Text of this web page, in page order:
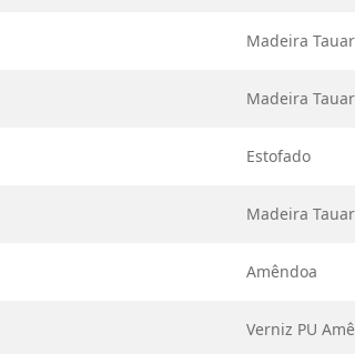
Madeira
Madeira
Estofado
Madeira
Amêndoa
Verniz PU